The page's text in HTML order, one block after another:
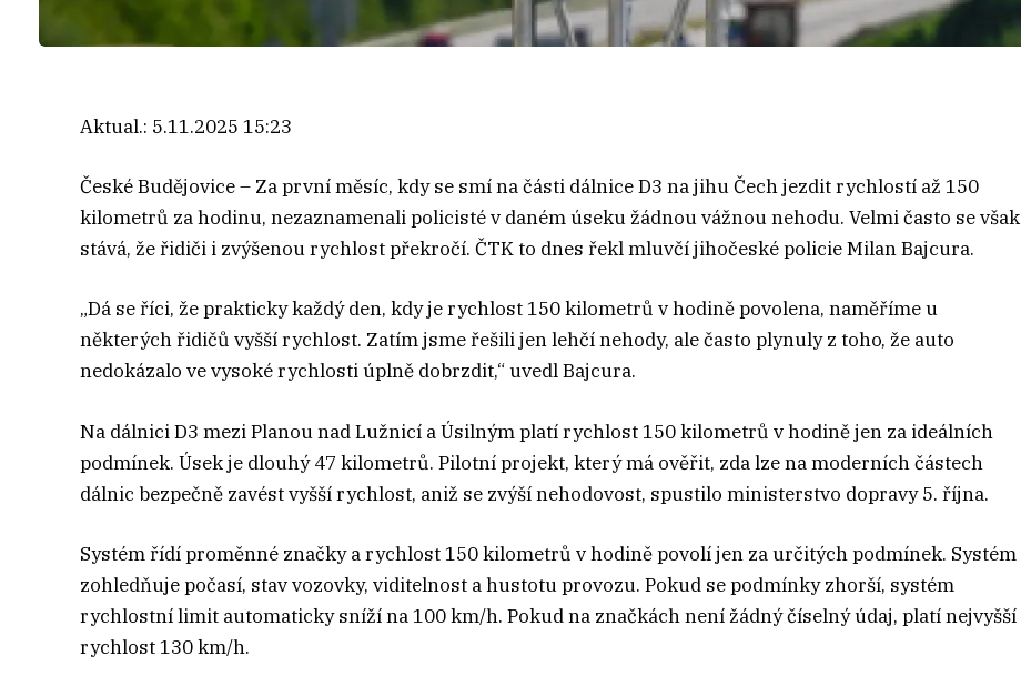
Aktual.: 5.11.2025 15:23
České Budějovice – Za první měsíc, kdy se smí na části dálnice D3 na jihu Čech jezdit rychlostí až 150
kilometrů za hodinu, nezaznamenali policisté v daném úseku žádnou vážnou nehodu. Velmi často se však
stává, že řidiči i zvýšenou rychlost překročí. ČTK to dnes řekl mluvčí jihočeské policie Milan Bajcura.
„Dá se říci, že prakticky každý den, kdy je rychlost 150 kilometrů v hodině povolena, naměříme u
některých řidičů vyšší rychlost. Zatím jsme řešili jen lehčí nehody, ale často plynuly z toho, že auto
nedokázalo ve vysoké rychlosti úplně dobrzdit,“ uvedl Bajcura.
Na dálnici D3 mezi Planou nad Lužnicí a Úsilným platí rychlost 150 kilometrů v hodině jen za ideálních
podmínek. Úsek je dlouhý 47 kilometrů. Pilotní projekt, který má ověřit, zda lze na moderních částech
dálnic bezpečně zavést vyšší rychlost, aniž se zvýší nehodovost, spustilo ministerstvo dopravy 5. října.
Systém řídí proměnné značky a rychlost 150 kilometrů v hodině povolí jen za určitých podmínek. Systém
zohledňuje počasí, stav vozovky, viditelnost a hustotu provozu. Pokud se podmínky zhorší, systém
rychlostní limit automaticky sníží na 100 km/h. Pokud na značkách není žádný číselný údaj, platí nejvyšší
rychlost 130 km/h.